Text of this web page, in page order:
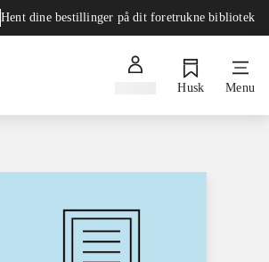
Hent dine bestillinger på dit foretrukne bibliotek
Husk Menu